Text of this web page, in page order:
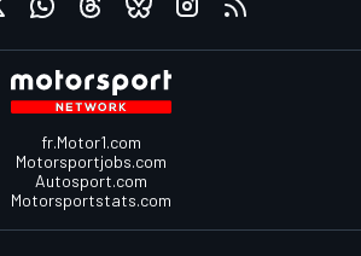
fr.Motor1.com
Motorsportjobs.com
Autosport.com
Motorsportstats.com